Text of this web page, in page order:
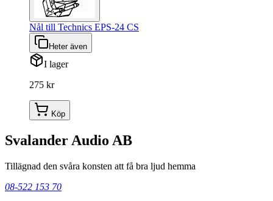
Nål till Technics EPS-24 CS
Heter även
I lager
275 kr
Köp
Svalander Audio AB
Tillägnad den svåra konsten att få bra ljud hemma
08-522 153 70